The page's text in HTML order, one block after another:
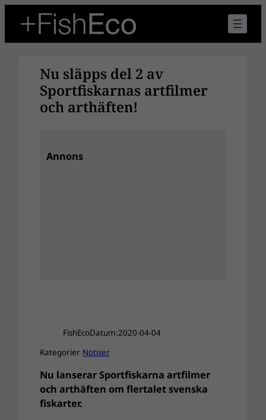
innehåll
Nu släpps del 2 av
Sportfiskarnas artfilmer
och arthäften!
Annons
FishEcoDatum:2020-04-04
Kategorier Notiser
Nu lanserar Sportfiskarna artfilmer
och arthäften om flertalet svenska
fiskarter.